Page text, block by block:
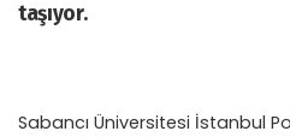
taşıyor.
Sabancı Üniversitesi İstanbul